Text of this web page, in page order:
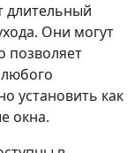
длительный
Они могут
позволяет
установить как
окна.